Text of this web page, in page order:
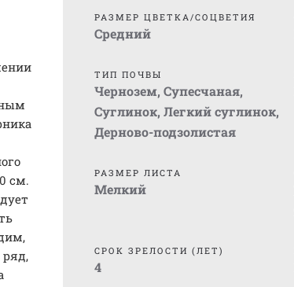
см.
РАЗМЕР ЦВЕТКА/СОЦВЕТИЯ
Средний
ТИП ПОЧВЫ
Чернозем, Супесчаная,
Суглинок, Легкий суглинок,
Дерново-подзолистая
РАЗМЕР ЛИСТА
Мелкий
СРОК ЗРЕЛОСТИ (ЛЕТ)
4